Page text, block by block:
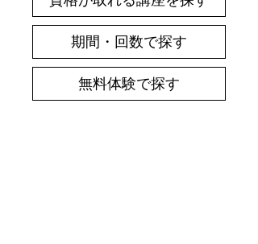
期間・回数で探す
無料体験で探す